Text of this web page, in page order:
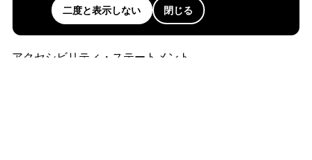
二度と表示しない 閉じる
カリフォルニアの透明性
アクセシビリティ・ステートメント